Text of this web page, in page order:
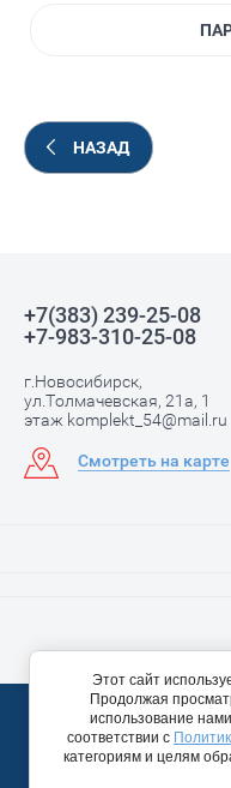
НАЗАД
+7(383) 239-25-08
+7-983-310-25-08
г.Новосибирск,
ул.Толмачевская, 21а, 1
этаж komplekt_54@mail.ru
Смотреть на карте
© 2012 -
Политика
Этот сайт
Продолжая
использование
соответствии с
категориям и целям